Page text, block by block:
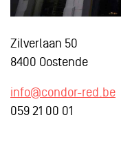
Zilverlaan 50
8400 Oostende
info@condor-red.be
059 21 00 01